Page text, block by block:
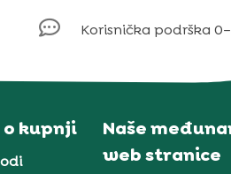
 Korisnička podrška
kupnji
Naše
web stranice